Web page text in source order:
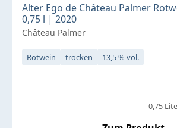
Alter Ego de Château Palmer
0,75 l | 2020
Château Palmer
Rotwein trocken 13,5 % vol.
0,75